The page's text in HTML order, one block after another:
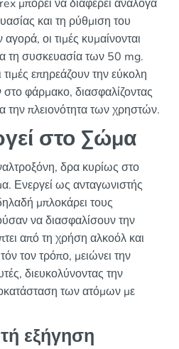
μπορεί να διαφέρει ανάλογα
και τη ρύθμιση του
οι τιμές κυμαίνονται
τη συσκευασία των 50 mg.
τιμές επηρεάζουν την εύκολη
φάρμακο, διασφαλίζοντας
την πλειονότητα των χρηστών.
στο Σώμα
δρα κυρίως στο
Ενεργεί ως ανταγωνιστής
μπλοκάρει τους
να διασφαλίσουν την
από τη χρήση αλκοόλ και
τον τρόπο, μειώνει την
διευκολύνοντας την
των ατόμων με
εξήγηση